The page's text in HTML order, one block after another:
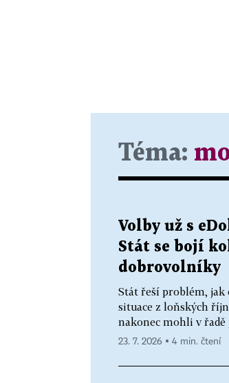
Téma:
Volby už s
Stát se bojí
dobrovolníky
Stát řeší problém, jak
situace z loňských
nakonec mohli v
23. 7. 2026 ▪ 4 min. čtení